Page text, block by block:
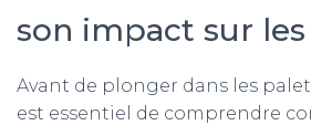
son impact sur
Avant de plonger dans les
est essentiel de comprendre